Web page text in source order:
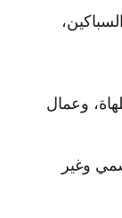
وعمال
وغير